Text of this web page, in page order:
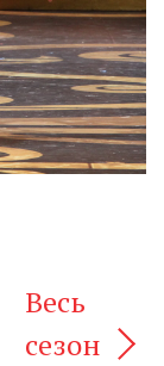
Весь
сезон